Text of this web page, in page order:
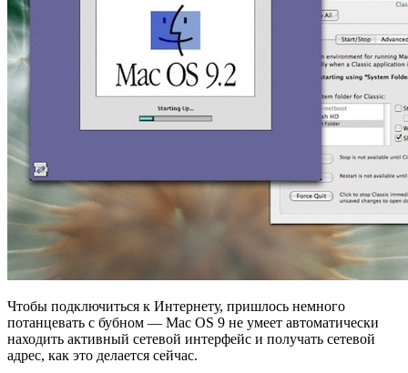
Чтобы подключиться к Интернету, пришлось немного
потанцевать с бубном — Mac OS 9 не умеет автоматически
находить активный сетевой интерфейс и получать сетевой
адрес, как это делается сейчас.